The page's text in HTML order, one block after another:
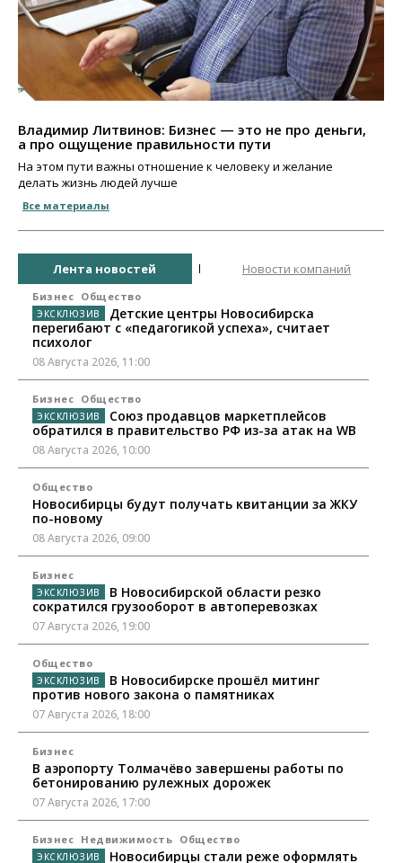
Владимир Литвинов: Бизнес — это не про деньги,
а про ощущение правильности пути
На этом пути важны отношение к человеку и желание
делать жизнь людей лучше
Все материалы
Лента новостей Новости компаний
Бизнес Общество
Детские центры Новосибирска
перегибают с «педагогикой успеха», считает
психолог
08 Августа 2026, 11:00
Бизнес Общество
Союз продавцов маркетплейсов
обратился в правительство РФ из-за атак на WB
08 Августа 2026, 10:00
Общество
Новосибирцы будут получать квитанции за ЖКУ
по-новому
08 Августа 2026, 09:00
Бизнес
В Новосибирской области резко
сократился грузооборот в автоперевозках
07 Августа 2026, 19:00
Общество
В Новосибирске прошёл митинг
против нового закона о памятниках
07 Августа 2026, 18:00
Бизнес
В аэропорту Толмачёво завершены работы по
бетонированию рулежных дорожек
07 Августа 2026, 17:00
Бизнес Недвижимость Общество
Новосибирцы стали реже оформлять